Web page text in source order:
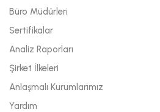
Büro Müdürleri
Sertifikalar
Analiz Raporları
Şirket İlkeleri
Anlaşmalı Kurumlarımız
Yardım